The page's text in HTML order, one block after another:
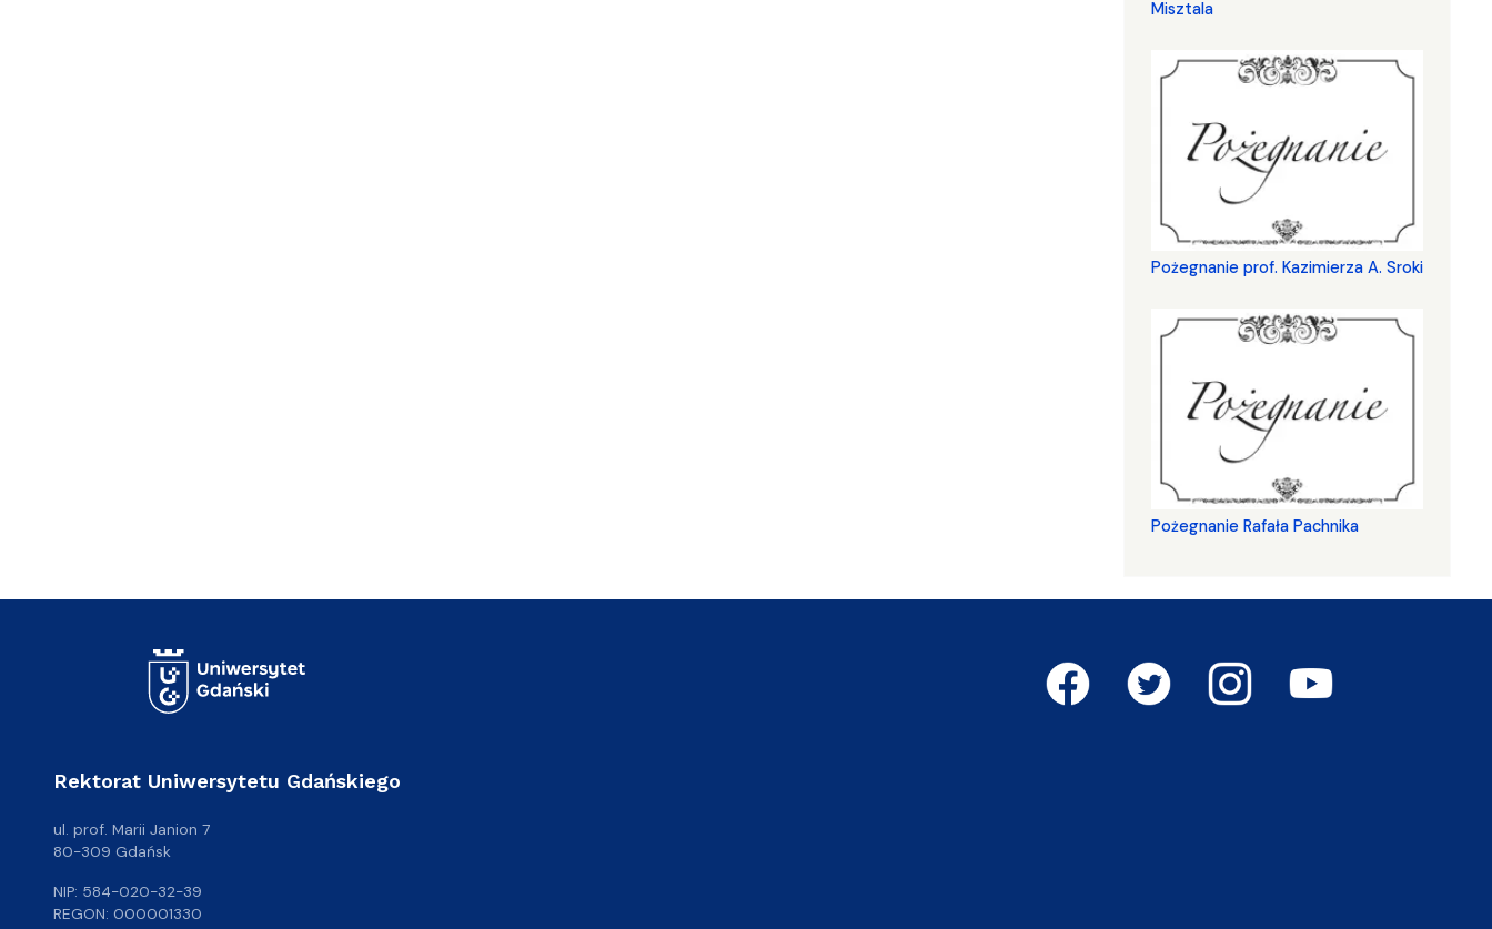
Misztala
Pożegnanie prof. Kazimierza A. Sroki
Pożegnanie Rafała Pachnika
Rektorat Uniwersytetu Gdańskiego
ul. prof. Marii Janion 7
80-309 Gdańsk
NIP: 584-020-32-39
REGON: 000001330